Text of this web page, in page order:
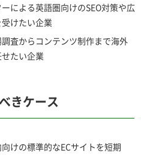
による英語圏向けのSEO対策や広
けたい企業
査からコンテンツ制作まで海外
たい企業
きケース
けの標準的なECサイトを短期